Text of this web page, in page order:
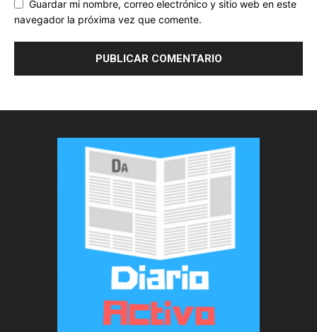
Guardar mi nombre, correo electrónico y sitio web en este
navegador la próxima vez que comente.